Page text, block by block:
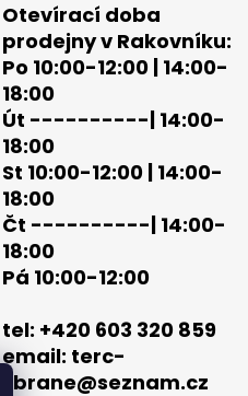
Otevírací doba
prodejny v Rakovníku:
Po 10:00-12:00 | 14:00-
18:00
Út ----------| 14:00-
18:00
St 10:00-12:00 | 14:00-
18:00
Čt ----------| 14:00-
18:00
Pá 10:00-12:00
tel: +420 603 320 859
email: terc-
zbrane@seznam.cz